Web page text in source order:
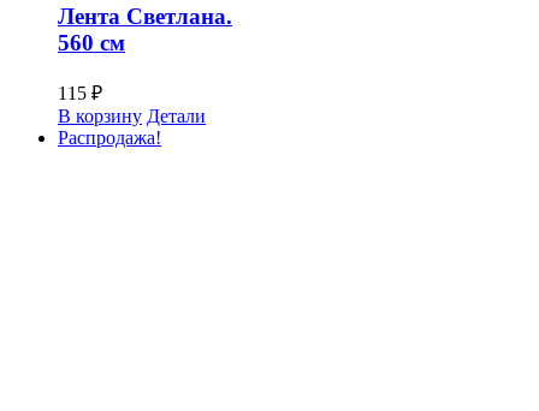
Лента Светлана.
560 см
115 ₽
В корзину Детали
Распродажа!